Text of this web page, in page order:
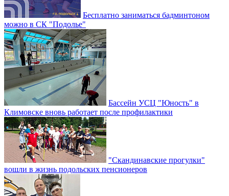
Бесплатно заниматься бадминтоном
можно в СК "Подолье"
Бассейн УСЦ "Юность" в
Климовске вновь работает после профилактики
"Скандинавские прогулки"
вошли в жизнь подольских пенсионеров